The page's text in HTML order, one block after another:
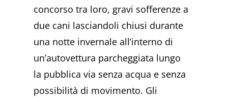
concorso tra loro, gravi sofferenze a
due cani lasciandoli chiusi durante
una notte invernale all’interno di
un’autovettura parcheggiata lungo
la pubblica via senza acqua e senza
possibilità di movimento. Gli